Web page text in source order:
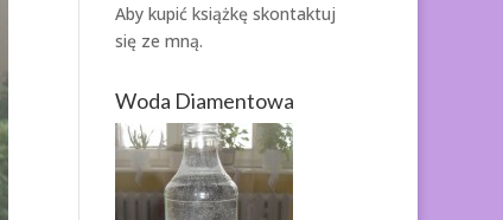
Aby kupić książkę skontaktuj
się ze mną.
Woda Diamentowa